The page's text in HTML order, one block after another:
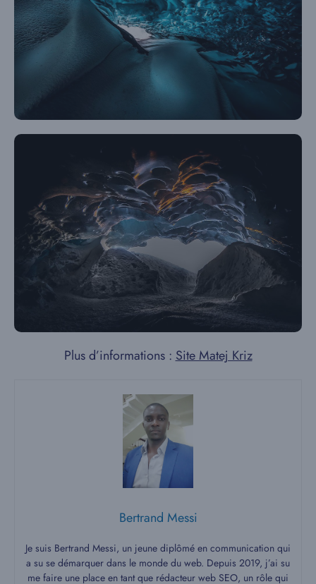
Plus d’informations : Site Matej Kriz
Bertrand Messi
Je suis Bertrand Messi, un jeune diplômé en communication qui
a su se démarquer dans le monde du web. Depuis 2019, j’ai su
me faire une place en tant que rédacteur web SEO, un rôle qui